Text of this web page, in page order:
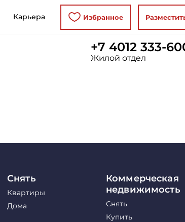
Карьера Избранное
+7 4012 333-
Жилой отдел
Снять
Квартиры
Дома
Коммерческая
недвижимость
Снять
Купить